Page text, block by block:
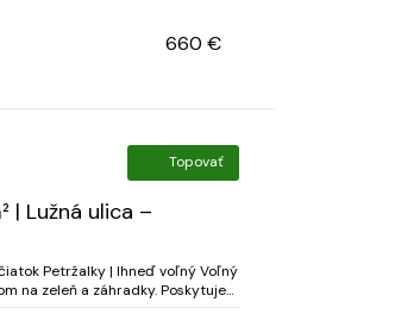
660 €
Topovať
| Lužná ulica –
Petržalky | Ihneď voľný Voľný
na zeleň a záhradky. Poskytuje